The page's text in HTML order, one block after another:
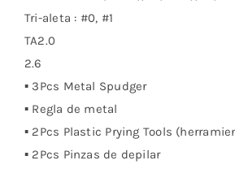
Tri-aleta : #0, #1
TA2.0
2.6
▪ 3Pcs Metal Spudger
▪ Regla de metal
▪ 2Pcs Plastic Prying Tools
▪ 2Pcs Pinzas de depilar